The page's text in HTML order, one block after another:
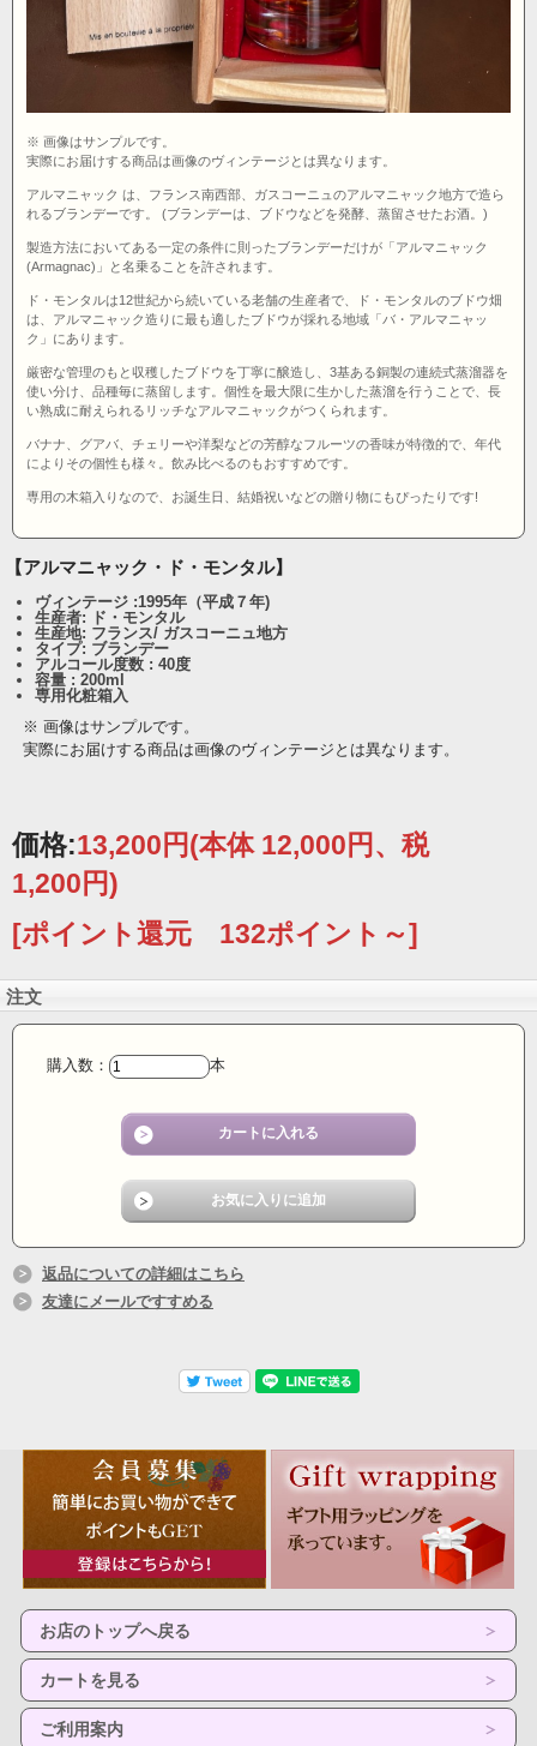
※ 画像はサンプルです。
実際にお届けする商品は画像のヴィンテージとは異なります。
アルマニャック は、フランス南西部、ガスコーニュのアルマニャック地方で造ら
れるブランデーです。 (ブランデーは、ブドウなどを発酵、蒸留させたお酒。)
製造方法においてある一定の条件に則ったブランデーだけが「アルマニャック
(Armagnac)」と名乗ることを許されます。
ド・モンタルは12世紀から続いている老舗の生産者で、ド・モンタルのブドウ畑
は、アルマニャック造りに最も適したブドウが採れる地域「バ・アルマニャッ
ク」にあります。
厳密な管理のもと収穫したブドウを丁寧に醸造し、3基ある銅製の連続式蒸溜器を
使い分け、品種毎に蒸留します。個性を最大限に生かした蒸溜を行うことで、長
い熟成に耐えられるリッチなアルマニャックがつくられます。
バナナ、グアバ、チェリーや洋梨などの芳醇なフルーツの香味が特徴的で、年代
によりその個性も様々。飲み比べるのもおすすめです。
専用の木箱入りなので、お誕生日、結婚祝いなどの贈り物にもぴったりです!
【アルマニャック・ド・モンタル】
ヴィンテージ :1995年（平成７年)
生産者: ド・モンタル
生産地: フランス/ ガスコーニュ地方
タイプ: ブランデー
アルコール度数 : 40度
容量 : 200ml
専用化粧箱入
※ 画像はサンプルです。
実際にお届けする商品は画像のヴィンテージとは異なります。
価格:13,200円(本体 12,000円、税
1,200円)
[ポイント還元 132ポイント～]
注文
購入数： 本
返品についての詳細はこちら
友達にメールですすめる
お店のトップへ戻る
カートを見る
ご利用案内